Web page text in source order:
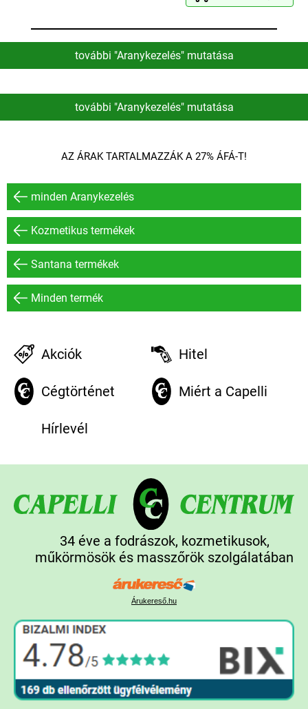
további "Aranykezelés" mutatása
további "Aranykezelés" mutatása
AZ ÁRAK TARTALMAZZÁK A 27% ÁFÁ-T!
minden Aranykezelés
Kozmetikus termékek
Santana termékek
Minden termék
Akciók Hitel
Cégtörténet Miért a Capelli
Hírlevél
34 éve a fodrászok, kozmetikusok,
műkörmösök és masszőrök szolgálatában
Árukereső.hu